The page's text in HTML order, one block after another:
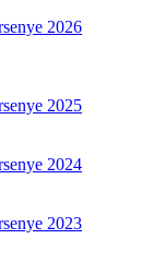
2026
2025
2024
2023